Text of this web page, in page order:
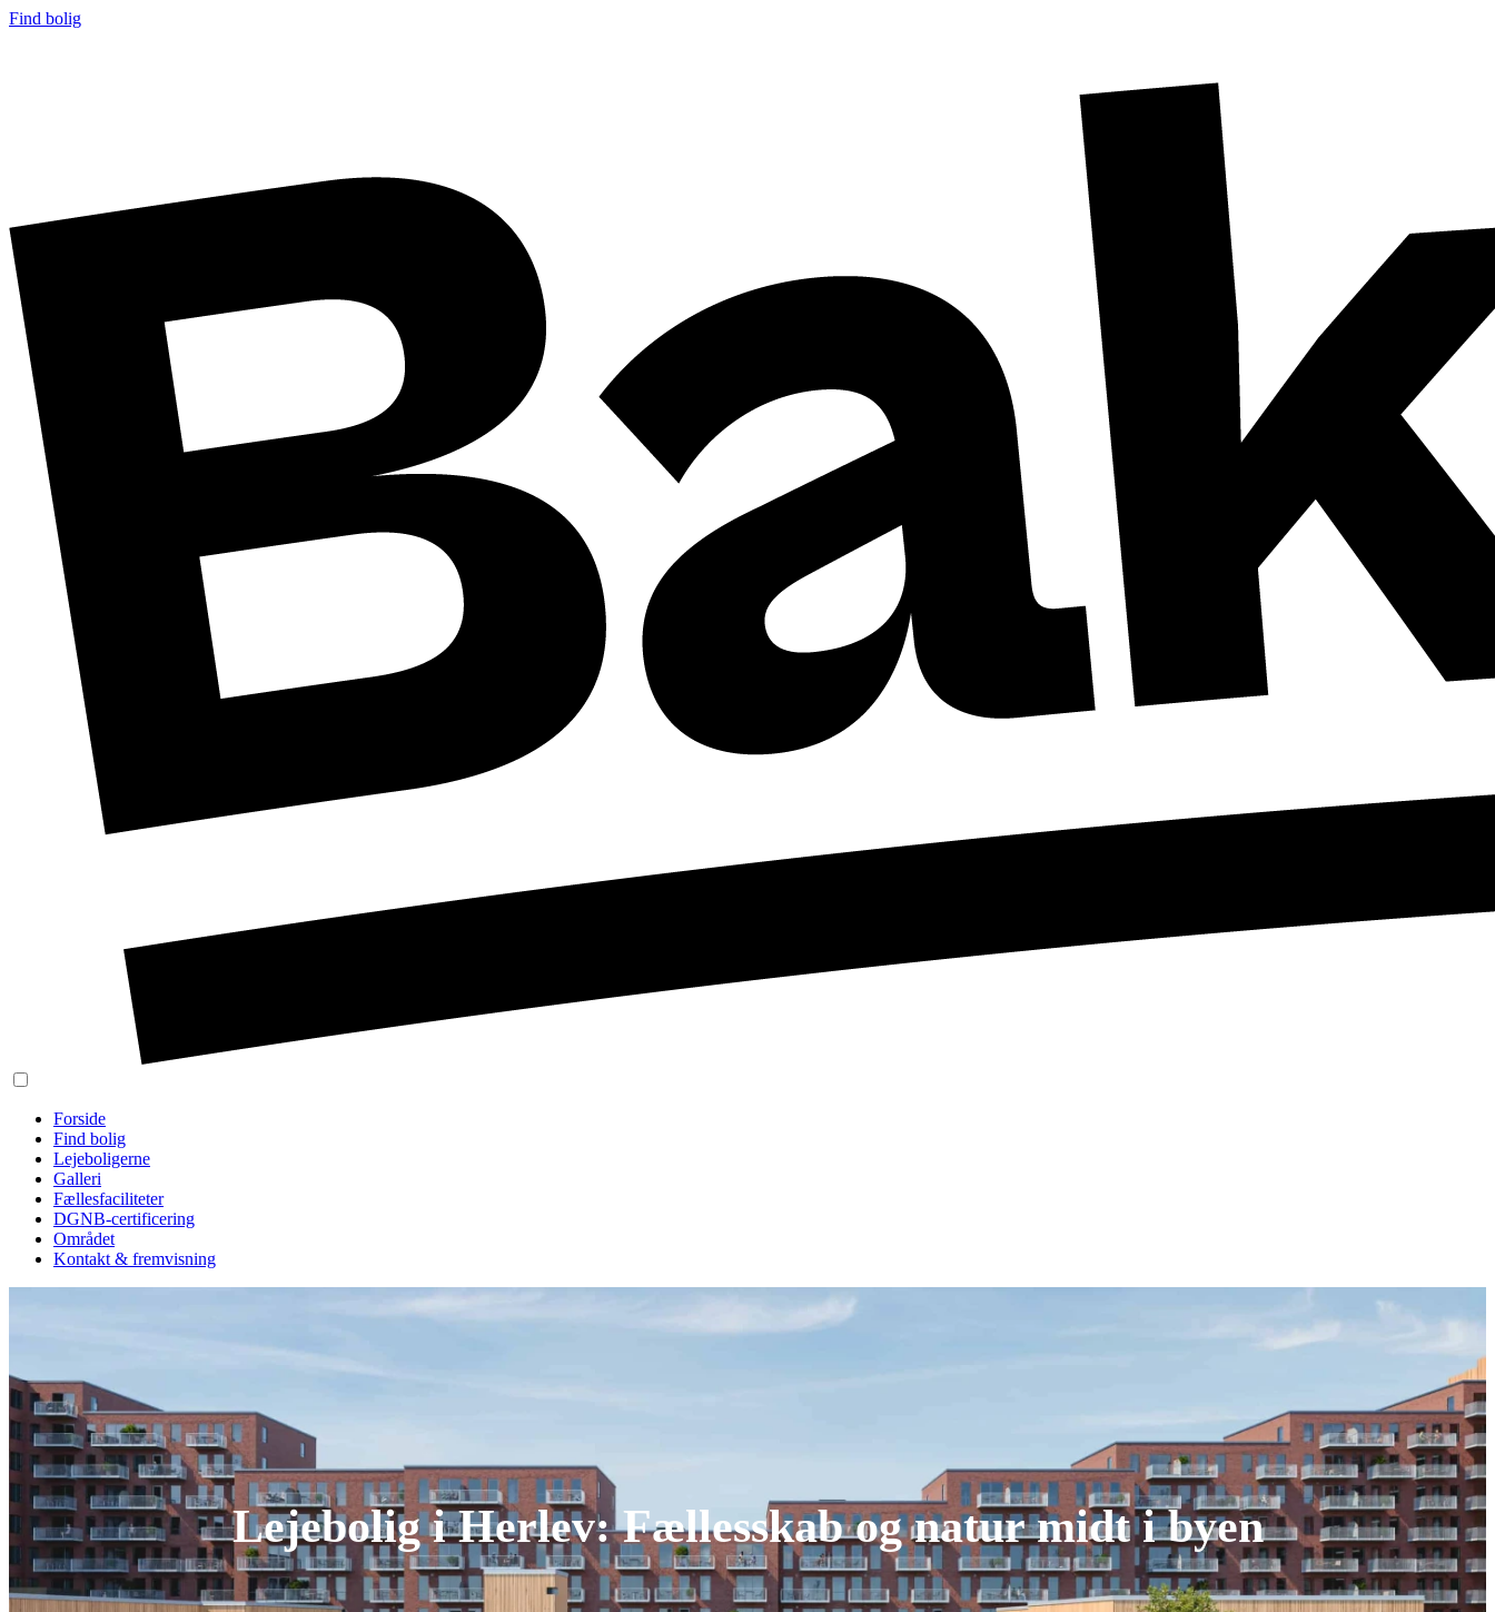
Find bolig
Forside
Find bolig
Lejeboligerne
Galleri
Fællesfaciliteter
DGNB-certificering
Området
Kontakt & fremvisning
Lejebolig i Herlev: Fællesskab og natur midt i byen